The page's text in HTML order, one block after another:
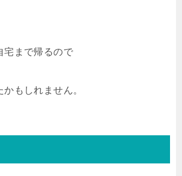
宅まで帰るので
もしれません。